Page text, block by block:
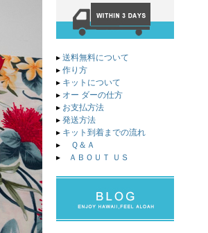
▸ 送料無料について
▸ 作り方
▸ キットについて
▸ オー ダーの仕方
▸ お支払方法
▸ 発送方法
▸ キット到着までの流れ
▸
Ｑ＆Ａ
▸
ＡＢＯＵＴ ＵＳ